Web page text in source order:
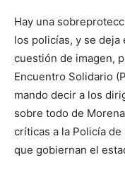
Hay una
los policías, y se deja
cuestión de imagen,
Encuentro Solidario
mando decir a los
sobre todo de
críticas a la Policía
que gobiernan el